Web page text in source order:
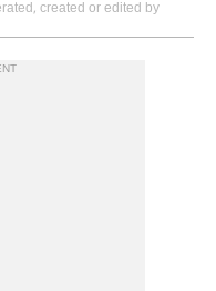
created or edited by